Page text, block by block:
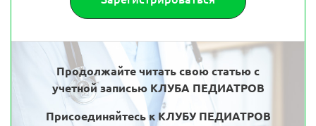
Продолжайте читать свою статью с
учетной записью КЛУБА ПЕДИАТРОВ
Присоединяйтесь к КЛУБУ ПЕДИАТРОВ